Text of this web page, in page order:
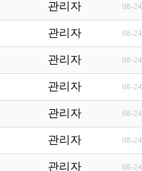
관리자 08-24
관리자 08-24
관리자 08-24
관리자 08-24
관리자 08-24
관리자 08-24
관리자 08-24